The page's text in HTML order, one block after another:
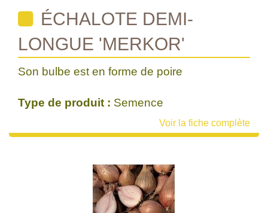
ÉCHALOTE DEMI-
LONGUE 'MERKOR'
Son bulbe est en forme de poire
Type de produit : Semence
Voir la fiche complète